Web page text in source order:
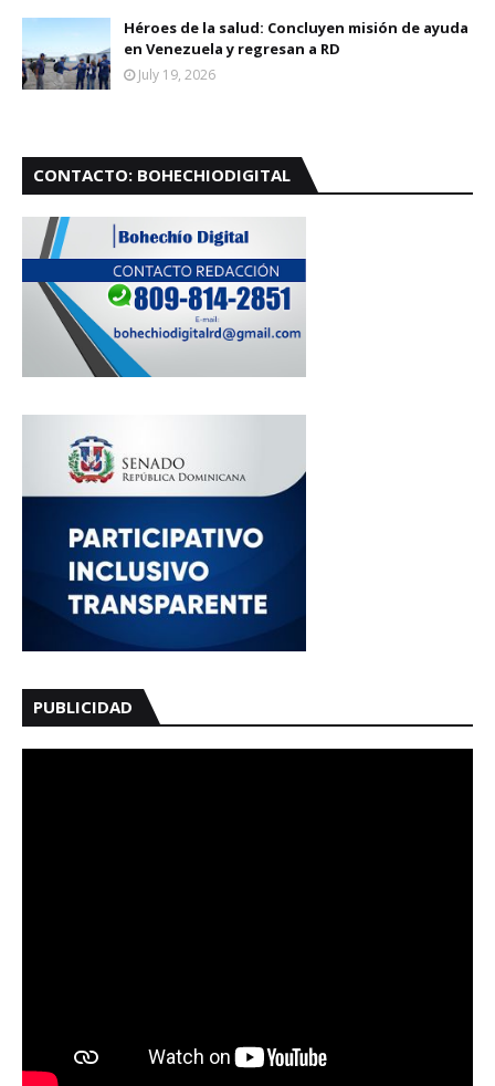
Héroes de la salud: Concluyen misión de ayuda
en Venezuela y regresan a RD
July 19, 2026
CONTACTO: BOHECHIODIGITAL
PUBLICIDAD